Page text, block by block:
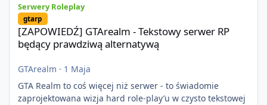
Serwery Roleplay
gtarp
[ZAPOWIEDŹ] GTArealm - Tekstowy serwer RP
będący prawdziwą alternatywą
GTArealm · 1 Maja
GTA Realm to coś więcej niż serwer - to świadomie
zaprojektowana wizja hard role-play’u w czysto tekstowej